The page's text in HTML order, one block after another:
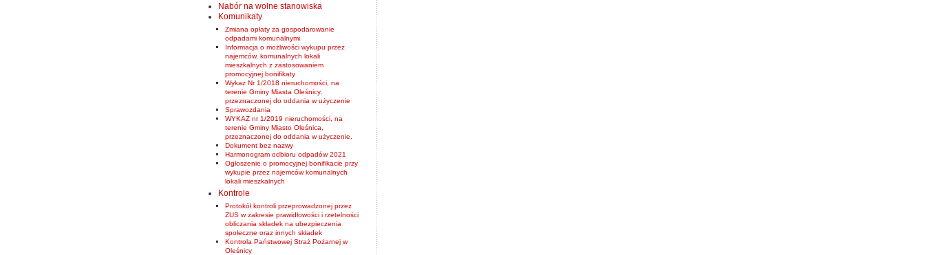
Nabór na wolne stanowiska
Komunikaty
Zmiana opłaty za gospodarowanie
odpadami komunalnymi
Informacja o możliwości wykupu przez
najemców, komunalnych lokali
mieszkalnych z zastosowaniem
promocyjnej bonifikaty
Wykaz Nr 1/2018 nieruchomości, na
terenie Gminy Miasta Oleśnicy,
przeznaczonej do oddania w użyczenie
Sprawozdania
WYKAZ nr 1/2019 nieruchomości, na
terenie Gminy Miasto Oleśnica,
przeznaczonej do oddania w użyczenie.
Dokument bez nazwy
Harmonogram odbioru odpadów 2021
Ogłoszenie o promocyjnej bonifikacie przy
wykupie przez najemców komunalnych
lokali mieszkalnych
Kontrole
Protokół kontroli przeprowadzonej przez
ZUS w zakresie prawidłowości i rzetelności
obliczania składek na ubezpieczenia
społeczne oraz innych składek
Kontrola Państwowej Straż Pożarnej w
Oleśnicy